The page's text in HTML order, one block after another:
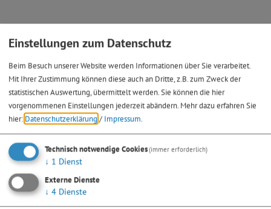
Bekanntmachung
Die Stadt Greding führt zur Bestimmung eines Netzbetreibers,
der mit einem öffentlichen Zuschuss den Aus-/Aufbau und
Betrieb eines ultraschnellen NGA-Netzes realisieren kann, ein
Verhandlungsverfahren mit Teilnahmewettbewerb nach der
Verordnung über die Vergabe öffentlicher Aufträge
(Konzessionsvergabeverordnung - KonzVgV) sowie dem Gesetz
gegen Wettbewerbsbeschränkungen (GWB) durch.
Zugrunde liegt hierfür die Richtlinie des Aufbaus von
Einstellungen zum Datenschutz
Beim Besuch unserer Website werden Informationen über Sie verarbeitet.
Mit Ihrer Zustimmung können diese auch an Dritte, z.B. zum Zweck der
statistischen Auswertung, übermittelt werden. Sie können die hier
vorgenommenen Einstellungen jederzeit abändern. Mehr dazu erfahren Sie
hier: Datenschutzerklärung / Impressum.
Technisch notwendige Cookies(immer erforderlich)
↓ 1 Dienst
Externe Dienste
↓ 4 Dienste